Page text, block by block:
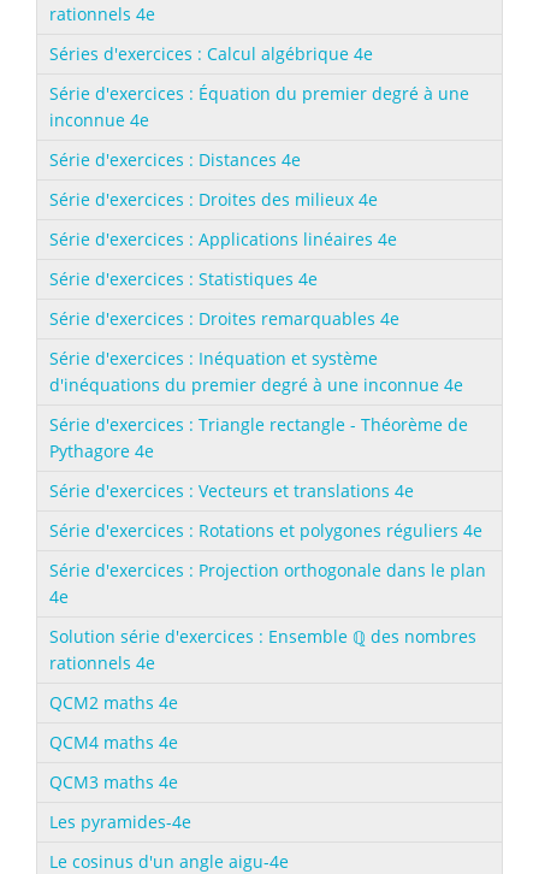
rationnels 4e
Séries d'exercices : Calcul algébrique 4e
Série d'exercices : Équation du premier degré à une
inconnue 4e
Série d'exercices : Distances 4e
Série d'exercices : Droites des milieux 4e
Série d'exercices : Applications linéaires 4e
Série d'exercices : Statistiques 4e
Série d'exercices : Droites remarquables 4e
Série d'exercices : Inéquation et système
d'inéquations du premier degré à une inconnue 4e
Série d'exercices : Triangle rectangle - Théorème de
Pythagore 4e
Série d'exercices : Vecteurs et translations 4e
Série d'exercices : Rotations et polygones réguliers 4e
Série d'exercices : Projection orthogonale dans le plan
4e
Solution série d'exercices : Ensemble ℚ des nombres
rationnels 4e
QCM2 maths 4e
QCM4 maths 4e
QCM3 maths 4e
Les pyramides-4e
Le cosinus d'un angle aigu-4e